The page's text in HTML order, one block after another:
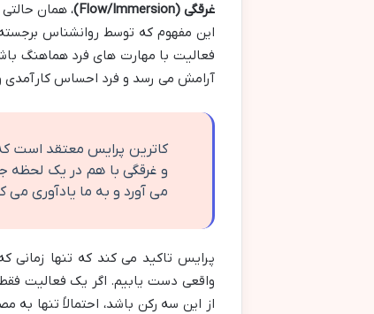
غرقگی (Flow/Immersion)
، همان
این مفهوم که توسط روانشناس
فعالیت با مهارت های فرد هماهنگ
آرامش می رسد و فرد احساس کارآمدی
کاترین پرایس معتقد است
و غرقگی با هم در یک لحظه
می آورد و به ما یادآوری می
پرایس تاکید می کند که تنها زمانی
واقعی دست یابیم. اگر یک فعالیت
از این سه رکن باشد، احتمالاً تنها